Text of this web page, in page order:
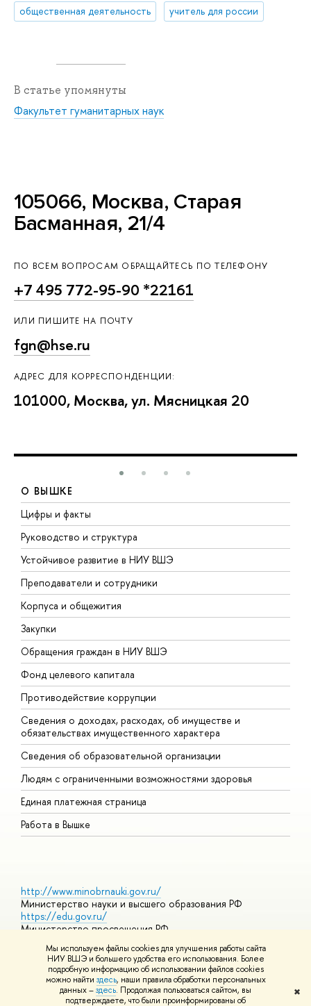
Мы используем файлы cookies для улучшения работы сайта
НИУ ВШЭ и большего удобства его использования. Более
подробную информацию об использовании файлов cookies
можно найти здесь, наши правила обработки персональных
данных –здесь. Продолжая пользоваться сайтом, вы
подтверждаете, что были проинформированы об
✖
общественная деятельность
учитель для россии
В статье упомянуты
Факультет гуманитарных наук
105066, Москва, Старая
Басманная, 21/4
ПО ВСЕМ ВОПРОСАМ ОБРАЩАЙТЕСЬ ПО ТЕЛЕФОНУ
+7 495 772-95-90 *22161
ИЛИ ПИШИТЕ НА ПОЧТУ
fgn@hse.ru
АДРЕС ДЛЯ КОРРЕСПОНДЕНЦИИ:
101000, Москва, ул. Мясницкая 20
О ВЫШКЕ
Цифры и факты
Руководство и структура
Устойчивое развитие в НИУ ВШЭ
Преподаватели и сотрудники
Корпуса и общежития
Закупки
Обращения граждан в НИУ ВШЭ
Фонд целевого капитала
Противодействие коррупции
Сведения о доходах, расходах, об имуществе и
обязательствах имущественного характера
Сведения об образовательной организации
Людям с ограниченными возможностями здоровья
Единая платежная страница
Работа в Вышке
http://www.minobrnauki.gov.ru/
Министерство науки и высшего образования РФ
https://edu.gov.ru/
Министерство просвещения РФ
https://elearning.hse.ru/mooc
Массовые открытые онлайн-курсы
© НИУ ВШЭ 1993–2026 Адреса и контактыУсловия